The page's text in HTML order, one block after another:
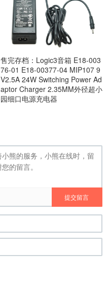
售完存档：Logic3音箱 E18-003
76-01 E18-00377-04 MIP107 9
V2.5A 24W Switching Power Ad
aptor Charger 2.35MM外径超小
园细口电源充电器
提交留言